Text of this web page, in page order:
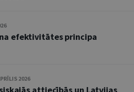
efektivitātes principa
2026